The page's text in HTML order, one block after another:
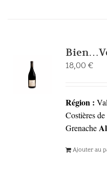
18,00 €
Région :
Costières
Grenache
Ajouter au